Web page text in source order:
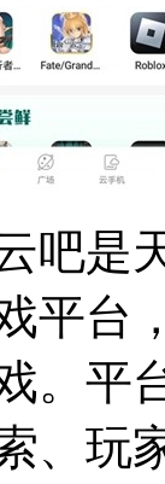
吧是
平台
。平
、玩